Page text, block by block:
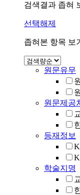
검색결과 좁혀
선택해제
좁혀본 항목 보
원문유무
원문제공
등재정보
학술지명